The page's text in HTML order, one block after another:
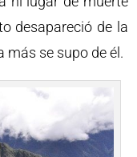
desapareció de la
más se supo de él.